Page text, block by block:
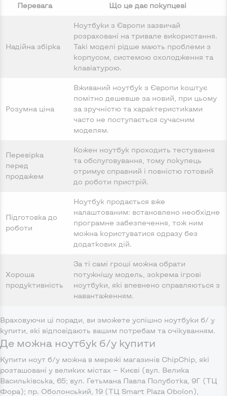
Перевага Що це дає покупцеві
Надійна збірка
Ноутбуки з Європи зазвичай
розраховані на тривале використання.
Такі моделі рідше мають проблеми з
корпусом, системою охолодження та
клавіатурою.
Розумна ціна
Вживаний ноутбук з Європи коштує
помітно дешевше за новий, при цьому
за зручністю та характеристиками
часто не поступається сучасним
моделям.
Перевірка
перед
продажем
Кожен ноутбук проходить тестування
та обслуговування, тому покупець
отримує справний і повністю готовий
до роботи пристрій.
Підготовка до
роботи
Ноутбук продається вже
налаштованим: встановлено необхідне
програмне забезпечення, тож ним
можна користуватися одразу без
додаткових дій.
Хороша
продуктивність
За ті самі гроші можна обрати
потужнішу модель, зокрема ігрові
ноутбуки, які впевнено справляються з
навантаженням.
Враховуючи ці поради, ви зможете успішно ноутбуки б/ у
купити, які відповідають вашим потребам та очікуванням.
Де можна ноутбук б/у купити
Купити ноут б/у можна в мережі магазинів ChipChip, які
розташовані у великих містах — Києві (вул. Велика
Васильківська, 65; вул. Гетьмана Павла Полуботка, 9Г (ТЦ
Фора); пр. Оболонський, 19 (ТЦ Smart Plaza Obolon),